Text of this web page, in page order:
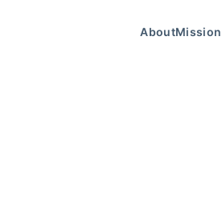
AboutMission